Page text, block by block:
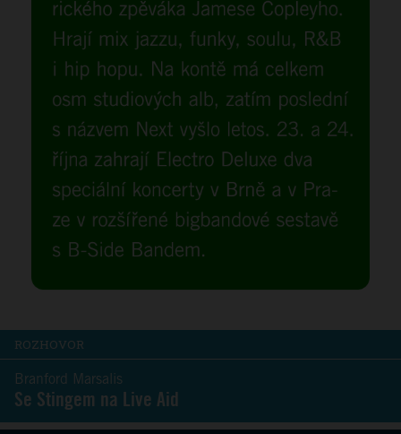
ROZHOVOR
Branford Marsalis
Se Stingem na Live Aid